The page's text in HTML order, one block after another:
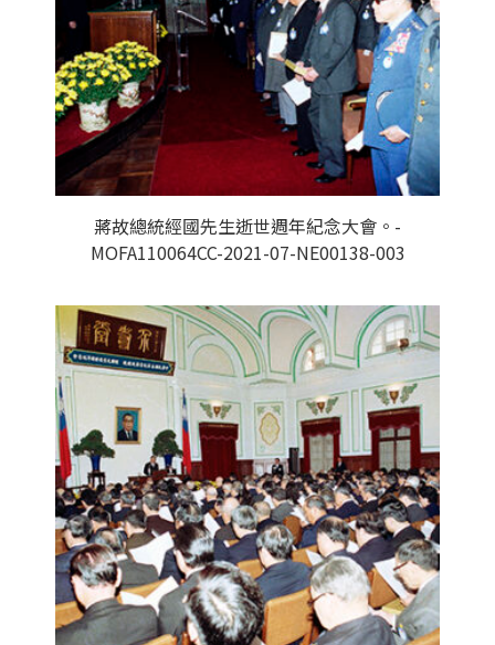
蔣故總統經國先生逝世週年紀念大會。-
MOFA110064CC-2021-07-NE00138-003